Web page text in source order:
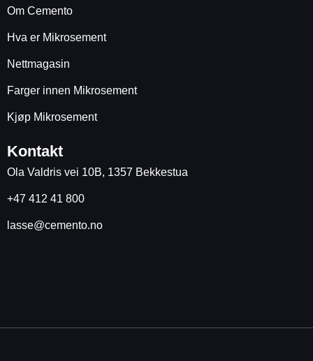
Om Cemento
Hva er Mikrosement
Nettmagasin
Farger innen Mikrosement
Kjøp Mikrosement
Kontakt
Ola Valdris vei 10B, 1357 Bekkestua
+47 412 41 800
lasse@cemento.no